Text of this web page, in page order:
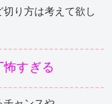
り方は考えて欲し
すぎる